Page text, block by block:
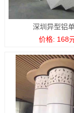
深圳异型铝
价格: 168